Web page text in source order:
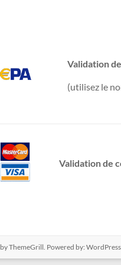
Validation
(utilisez le
Validation de
by ThemeGrill. Powered by: WordPress